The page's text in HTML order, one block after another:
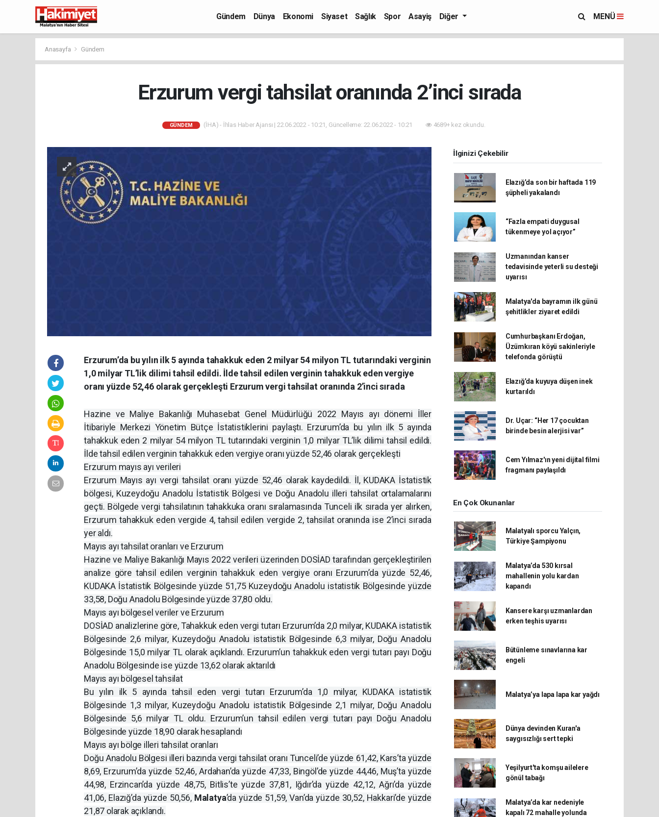
Gündem Dünya Ekonomi Siyaset Sağlık Spor Asayiş Diğer MENÜ
Anasayfa Gündem
Erzurum vergi tahsilat oranında 2’inci sırada
GÜNDEM (İHA) - İhlas Haber Ajansı | 22.06.2022 - 10:21, Güncelleme: 22.06.2022 - 10:21 4689+ kez okundu.
Erzurum’da bu yılın ilk 5 ayında tahakkuk eden 2 milyar 54 milyon TL tutarındaki verginin
1,0 milyar TL’lik dilimi tahsil edildi. İlde tahsil edilen verginin tahakkuk eden vergiye
oranı yüzde 52,46 olarak gerçekleşti Erzurum vergi tahsilat oranında 2’inci sırada
Hazine ve Maliye Bakanlığı Muhasebat Genel Müdürlüğü 2022 Mayıs ayı dönemi İller
İtibariyle Merkezi Yönetim Bütçe İstatistiklerini paylaştı. Erzurum’da bu yılın ilk 5 ayında
tahakkuk eden 2 milyar 54 milyon TL tutarındaki verginin 1,0 milyar TL’lik dilimi tahsil edildi.
İlde tahsil edilen verginin tahakkuk eden vergiye oranı yüzde 52,46 olarak gerçekleşti
Erzurum mayıs ayı verileri
Erzurum Mayıs ayı vergi tahsilat oranı yüzde 52,46 olarak kaydedildi. İl, KUDAKA İstatistik
bölgesi, Kuzeydoğu Anadolu İstatistik Bölgesi ve Doğu Anadolu illeri tahsilat ortalamalarını
geçti. Bölgede vergi tahsilatının tahakkuka oranı sıralamasında Tunceli ilk sırada yer alırken,
Erzurum tahakkuk eden vergide 4, tahsil edilen vergide 2, tahsilat oranında ise 2’inci sırada
yer aldı.
Mayıs ayı tahsilat oranları ve Erzurum
Hazine ve Maliye Bakanlığı Mayıs 2022 verileri üzerinden DOSİAD tarafından gerçekleştirilen
analize göre tahsil edilen verginin tahakkuk eden vergiye oranı Erzurum’da yüzde 52,46,
KUDAKA İstatistik Bölgesinde yüzde 51,75 Kuzeydoğu Anadolu istatistik Bölgesinde yüzde
33,58, Doğu Anadolu Bölgesinde yüzde 37,80 oldu.
Mayıs ayı bölgesel veriler ve Erzurum
DOSİAD analizlerine göre, Tahakkuk eden vergi tutarı Erzurum’da 2,0 milyar, KUDAKA istatistik
Bölgesinde 2,6 milyar, Kuzeydoğu Anadolu istatistik Bölgesinde 6,3 milyar, Doğu Anadolu
Bölgesinde 15,0 milyar TL olarak açıklandı. Erzurum’un tahakkuk eden vergi tutarı payı Doğu
Anadolu Bölgesinde ise yüzde 13,62 olarak aktarıldı
Mayıs ayı bölgesel tahsilat
Bu yılın ilk 5 ayında tahsil eden vergi tutarı Erzurum’da 1,0 milyar, KUDAKA istatistik
Bölgesinde 1,3 milyar, Kuzeydoğu Anadolu istatistik Bölgesinde 2,1 milyar, Doğu Anadolu
Bölgesinde 5,6 milyar TL oldu. Erzurum’un tahsil edilen vergi tutarı payı Doğu Anadolu
Bölgesinde yüzde 18,90 olarak hesaplandı
Mayıs ayı bölge illeri tahsilat oranları
Doğu Anadolu Bölgesi illeri bazında vergi tahsilat oranı Tunceli’de yüzde 61,42, Kars’ta yüzde
8,69, Erzurum’da yüzde 52,46, Ardahan’da yüzde 47,33, Bingöl’de yüzde 44,46, Muş’ta yüzde
44,98, Erzincan’da yüzde 48,75, Bitlis’te yüzde 37,81, Iğdır’da yüzde 42,12, Ağrı’da yüzde
41,06, Elazığ’da yüzde 50,56, Malatya’da yüzde 51,59, Van’da yüzde 30,52, Hakkari’de yüzde
21,87 olarak açıklandı.
İlginizi Çekebilir
Elazığ’da son bir haftada 119
şüpheli yakalandı
“Fazla empati duygusal
tükenmeye yol açıyor”
Uzmanından kanser
tedavisinde yeterli su desteği
uyarısı
Malatya'da bayramın ilk günü
şehitlikler ziyaret edildi
Cumhurbaşkanı Erdoğan,
Üzümkıran köyü sakinleriyle
telefonda görüştü
Elazığ’da kuyuya düşen inek
kurtarıldı
Dr. Uçar: “Her 17 çocuktan
birinde besin alerjisi var”
Cem Yılmaz'ın yeni dijital filmi
fragmanı paylaşıldı
En Çok Okunanlar
Malatyalı sporcu Yalçın,
Türkiye Şampiyonu
Malatya’da 530 kırsal
mahallenin yolu kardan
kapandı
Kansere karşı uzmanlardan
erken teşhis uyarısı
Bütünleme sınavlarına kar
engeli
Malatya’ya lapa lapa kar yağdı
Dünya devinden Kuran'a
saygısızlığı sert tepki
Yeşilyurt'ta komşu ailelere
gönül tabağı
Malatya’da kar nedeniyle
kapalı 72 mahalle yolunda